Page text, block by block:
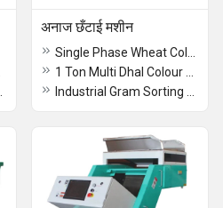
अनाज छँटाई मशीन